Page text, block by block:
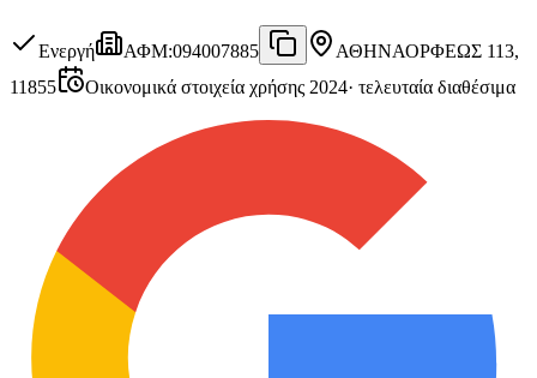
Ενεργή ΑΦΜ:094007885 ΑΘΗΝΑΟΡΦΕΩΣ 113,
11855
Οικονομικά στοιχεία χρήσης 2024· τελευταία διαθέσιμα